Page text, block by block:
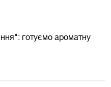
готуємо ароматну